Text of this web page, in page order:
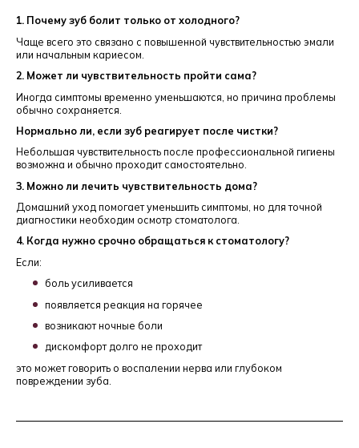
1. Почему зуб болит только от холодного?
Чаще всего это связано с повышенной чувствительностью эмали
или начальным кариесом.
2. Может ли чувствительность пройти сама?
Иногда симптомы временно уменьшаются, но причина проблемы
обычно сохраняется.
Нормально ли, если зуб реагирует после чистки?
Небольшая чувствительность после профессиональной гигиены
возможна и обычно проходит самостоятельно.
3. Можно ли лечить чувствительность дома?
Домашний уход помогает уменьшить симптомы, но для точной
диагностики необходим осмотр стоматолога.
4. Когда нужно срочно обращаться к стоматологу?
Если:
боль усиливается
появляется реакция на горячее
возникают ночные боли
дискомфорт долго не проходит
это может говорить о воспалении нерва или глубоком
повреждении зуба.